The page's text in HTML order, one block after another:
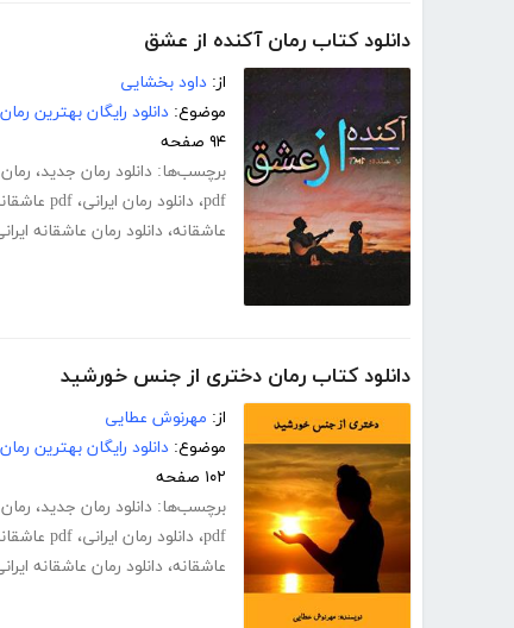
دانلود کتاب رمان آکنده از عشق
از: داود بخشایی
موضوع: دانلود رایگان بهترین
۹۴ صفحه
برچسب‌ها: دانلود رمان جدید،
pdf، دانلود رمان ایرانی، pdf عاشقانه
عاشقانه، دانلود رمان عاشقانه
دانلود کتاب رمان دختری از جنس خورشید
از: مهرنوش عطایی
موضوع: دانلود رایگان بهترین
۱۰۲ صفحه
برچسب‌ها: دانلود رمان جدید،
pdf، دانلود رمان ایرانی، pdf عاشقانه
عاشقانه، دانلود رمان عاشقانه